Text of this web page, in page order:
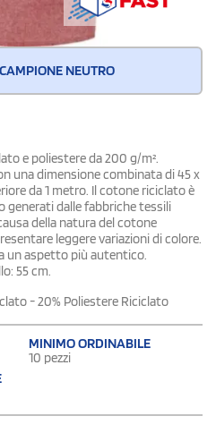
NEUTRO
e poliestere da 200 g/m².
una dimensione combinata di 45 x
da 1 metro. Il cotone riciclato è
dalle fabbriche tessili
della natura del cotone
leggere variazioni di colore.
un aspetto più autentico.
55 cm.
- 20% Poliestere Riciclato
MINIMO ORDINABILE
10 pezzi